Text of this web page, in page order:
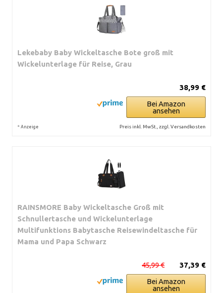
Lekebaby Baby Wickeltasche Bote groß mit
Wickelunterlage für Reise, Grau
38,99 €
Bei Amazon
ansehen
* Anzeige Preis inkl. MwSt., zzgl. Versandkosten
RAINSMORE Baby Wickeltasche Groß mit
Schnullertasche und Wickelunterlage
Multifunktions Babytasche Reisewindeltasche für
Mama und Papa Schwarz
37,39 €
45,99 €
Bei Amazon
ansehen